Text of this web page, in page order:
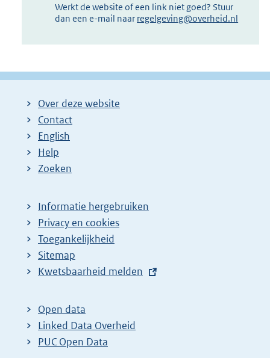
Werkt de website of een link niet goed? Stuur
dan een e-mail naar regelgeving@overheid.nl
Over deze website
Contact
English
Help
Zoeken
Informatie hergebruiken
Privacy en cookies
Toegankelijkheid
Sitemap
E
t
e
r
Kwetsbaarheid melden
Open data
Linked Data Overheid
PUC Open Data